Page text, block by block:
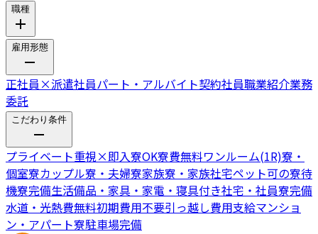
職種
雇用形態
正社員 ×派遣社員パート・アルバイト契約社員職業紹介業務
委託
こだわり条件
プライベート重視×即入寮OK寮費無料ワンルーム(1R)寮・
個室寮カップル寮・夫婦寮家族寮・家族社宅ペット可の寮待
機寮完備生活備品・家具・家電・寝具付き社宅・社員寮完備
水道・光熱費無料初期費用不要引っ越し費用支給マンショ
ン・アパート寮駐車場完備